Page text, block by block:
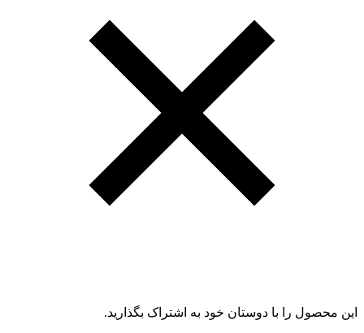
این محصول را با دوستان خود به اشتراک بگذارید.